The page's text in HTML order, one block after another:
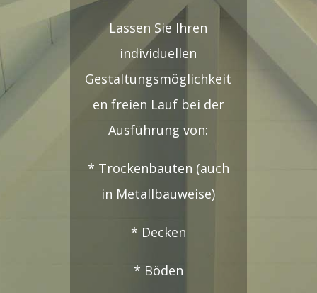
Lassen Sie Ihren
individuellen
Gestaltungsmöglichkeit
en freien Lauf bei der
Ausführung von:
* Trockenbauten (auch
in Metallbauweise)
* Decken
* Böden